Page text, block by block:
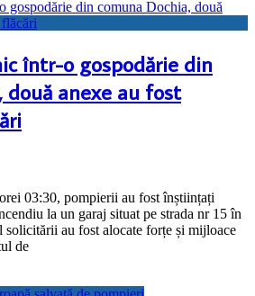
într-o gospodărie din
două anexe au fost
03:30, pompierii au fost înștiințați
la un garaj situat pe strada nr 15 în
au fost alocate forțe și mijloace
de